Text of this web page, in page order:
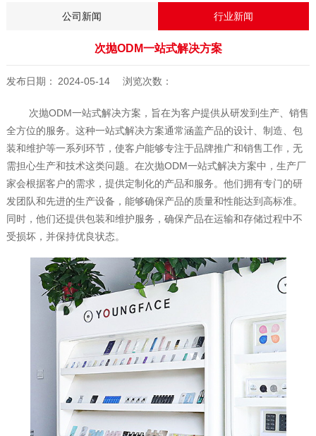
公司新闻 行业新闻
次抛ODM一站式解决方案
发布日期： 2024-05-14 浏览次数：
次抛ODM一站式解决方案，旨在为客户提供从研发到生产、销售
全方位的服务。这种一站式解决方案通常涵盖产品的设计、制造、包
装和维护等一系列环节，使客户能够专注于品牌推广和销售工作，无
需担心生产和技术这类问题。在次抛ODM一站式解决方案中，生产厂
家会根据客户的需求，提供定制化的产品和服务。他们拥有专门的研
发团队和先进的生产设备，能够确保产品的质量和性能达到高标准。
同时，他们还提供包装和维护服务，确保产品在运输和存储过程中不
受损坏，并保持优良状态。